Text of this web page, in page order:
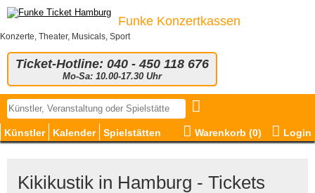
Funke Konzertkassen
Konzerte, Theater, Musicals, Sport
Ticket-Hotline: 040 - 450 118 676
Mo-Sa: 10.00-17.30 Uhr
Künstler Kalender Spielstätten Warenkorb (0) Login
Kikikustik in Hamburg - Tickets